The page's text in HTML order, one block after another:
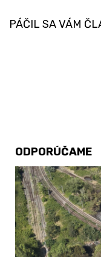
PÁČIL SA VÁM
ODPORÚČAME